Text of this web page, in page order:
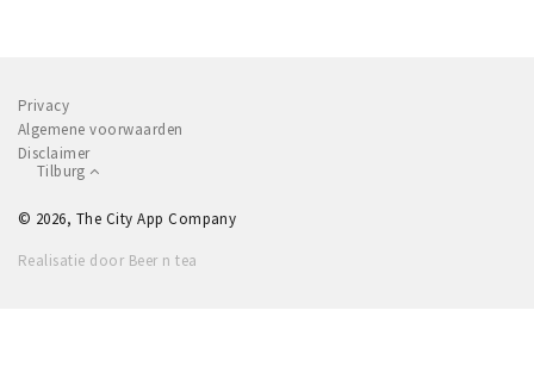
Privacy
Algemene voorwaarden
Disclaimer
Tilburg
© 2026, The City App Company
Realisatie door Beer n tea